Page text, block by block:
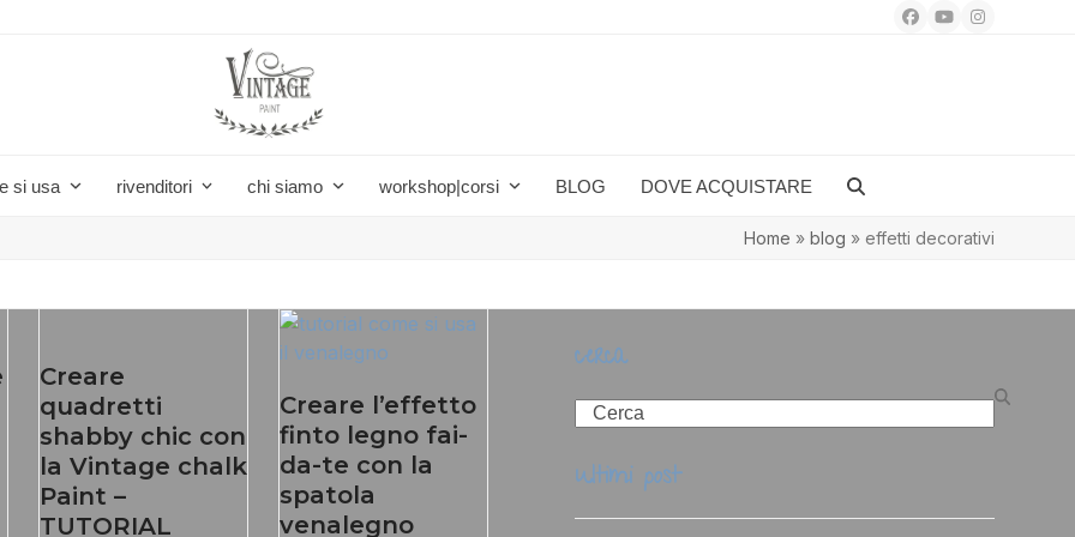
Facebook
YouTubeInstagram
si usa rivenditori chi siamo workshop|corsi BLOG DOVE ACQUISTARE
Home » blog » effetti decorativi
Creare
quadretti
shabby chic con
la Vintage chalk
Paint –
TUTORIAL
Creare l’effetto
finto legno fai-
da-te con la
spatola
venalegno
cerca
Search
ultimi post